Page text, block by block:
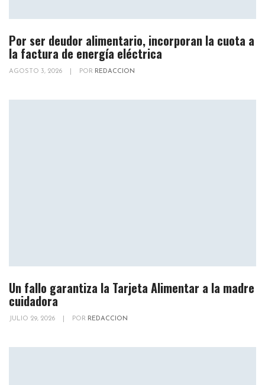
Por ser deudor alimentario, incorporan la cuota a
la factura de energía eléctrica
AGOSTO 3, 2026 POR REDACCION
Un fallo garantiza la Tarjeta Alimentar a la madre
cuidadora
JULIO 29, 2026 POR REDACCION